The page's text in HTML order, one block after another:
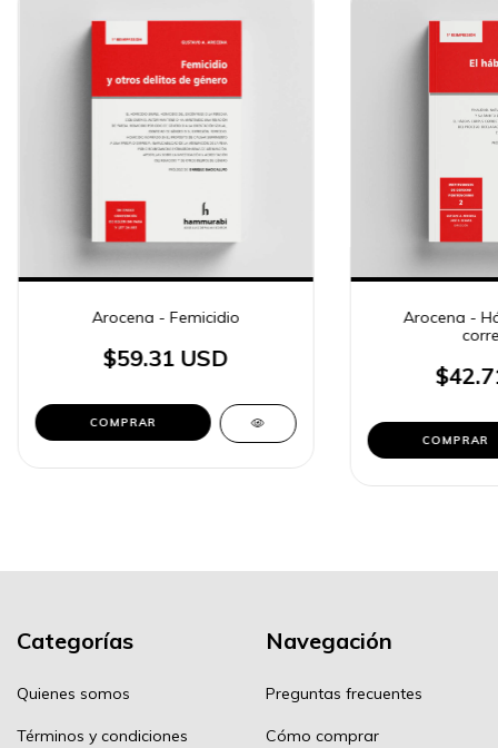
Arocena - Femicidio
$59.31 USD
COMPRAR
Arocena -
COMPRAR
Categorías
Quienes somos
Términos y condiciones
Navegación
Preguntas frecuentes
Cómo comprar